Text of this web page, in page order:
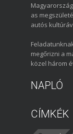
as
autós
megőrizni a
közel három
NAPLÓ
CÍMKÉK